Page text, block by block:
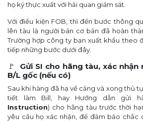
họ ký thực xuất với hải quan giám sát.
Với điều kiện FOB, thì đến bước thông
lên tàu là người bán cơ bản đã hoàn
Trường hợp công ty bạn xuất khẩu theo
tiếp những bước dưới đây.
🚩
Gửi SI cho hãng tàu, xác nhận
B/L gốc (nếu có)
Sau khi hàng đã hạ về cảng và xong thủ
tiết làm Bill, hay Hướng dẫn gửi
Instruction) cho hãng tàu trước thời
yêu cầu họ xác nhận, để đảm bảo chắc